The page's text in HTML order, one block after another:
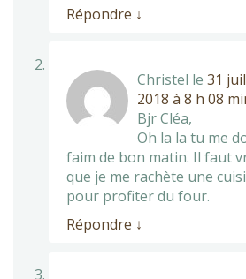
Répondre ↓
Christel le 31
2018 à 8 h 08
Bjr Cléa,
Oh la la tu me
faim de bon matin. Il faut
que je me rachète une
pour profiter du four.
Répondre ↓